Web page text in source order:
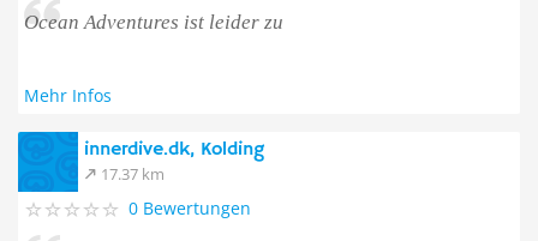
Ocean Adventures ist leider zu
Mehr Infos
innerdive.dk, Kolding
17.37 km
0 Bewertungen